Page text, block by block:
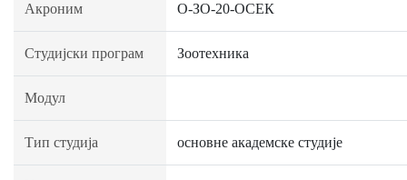
Акроним О-ЗО-20-ОСЕК
Студијски програм Зоотехника
Модул
Тип студија основне академске студије